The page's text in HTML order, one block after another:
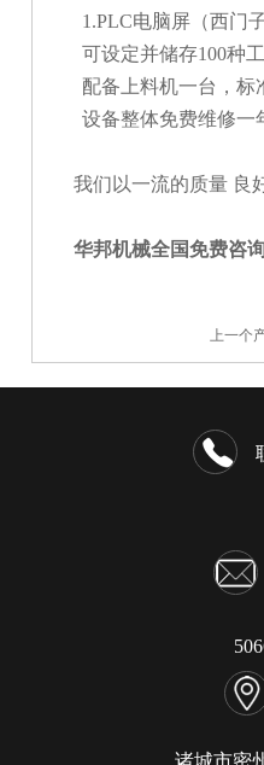
1.PLC电脑屏（西门
可设定并储存100种
配备上料机一台，标
设备整体免费维修一
我们以一流的质量 良
华邦机械全国免费咨
上一个
诸城市密